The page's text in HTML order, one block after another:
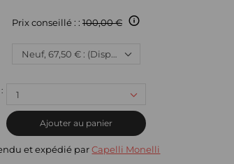
Prix conseillé : : 100,00 €
Neuf, 67,50 € : (Disponible)
1
Ajouter au panier
et expédié parCapelli Monelli